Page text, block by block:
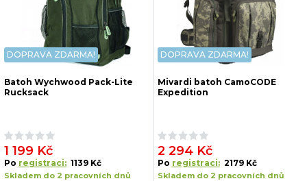
DOPRAVA ZDARMA!
Batoh Wychwood Pack-Lite
Rucksack
1 199 Kč
Po registraci: 1139 Kč
Skladem do 2 pracovních dnů
DOPRAVA ZDARMA!
Mivardi batoh CamoCODE
Expedition
2 294 Kč
Po registraci: 2179 Kč
Skladem do 2 pracovních dnů